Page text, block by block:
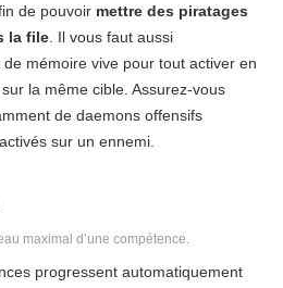
de pouvoir mettre des piratages
la file . Il vous faut aussi
mémoire vive pour tout activer en
la même cible. Assurez-vous
de daemons offensifs
sur un ennemi.
maximal d’une compétence.
progressent automatiquement